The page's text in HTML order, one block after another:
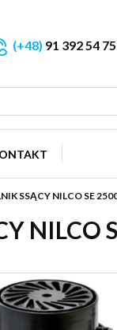
(+48) 91 392 54 75
SSĄCY NILCO SE
NILCO